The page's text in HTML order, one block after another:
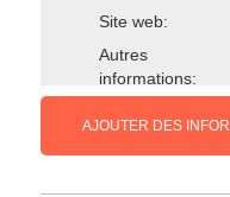
Site web:
Autres
informations:
AJOUTER DES